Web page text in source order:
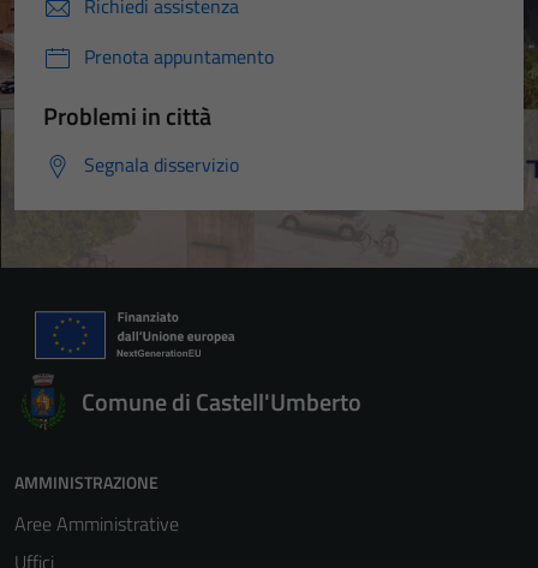
Prenota appuntamento
Problemi in città
Segnala disservizio
Comune di Castell'Umberto
AMMINISTRAZIONE
Aree Amministrative
Uffici